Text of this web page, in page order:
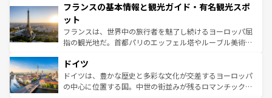
ませてくれるイタリアで、忘れられない旅をしてみよう！
なお、新着のイタリア情報は
しい。
文化が根付くこの国では、情熱的なフラメンコ、熱気あふ
れる闘牛、そして美味しいタパスが生活の一部となってい
る。首都マドリードの洗練された雰囲気や、バルセロナの
アートに溢れた街角から、地方では古代ローマ遺跡や中世
せる。地方によって風土や気候が異なるスペインはその個
性で訪れる人を魅了する。 なお、新着のスペイン情報は コ
ンテンツ一覧を参照してほしい。
フランスの基本情報と観光ガイド・有名観光スポ
ット
フランスは、世界中の旅行者を魅了し続けるヨーロッパ屈
指の観光地だ。首都パリのエッフェル塔やルーブル美術館
で、幅広い魅力が詰まっている。華麗な宮殿、歴史的な大
聖堂、美しいビーチ、そして豊かな自然が、訪れる者を心
から魅了する。また、フランスは美食の国としても知ら
ドイツ
ドイツは、豊かな歴史と多彩な文化が交差するヨーロッパ
の中心に位置する国。中世の街並みが残るロマンチック街